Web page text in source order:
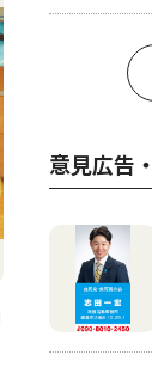
政治
意見広告